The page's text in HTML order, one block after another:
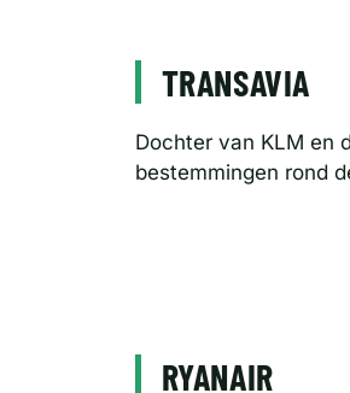
TRANSAVIA
Dochter van KLM en
bestemmingen rond
RYANAIR